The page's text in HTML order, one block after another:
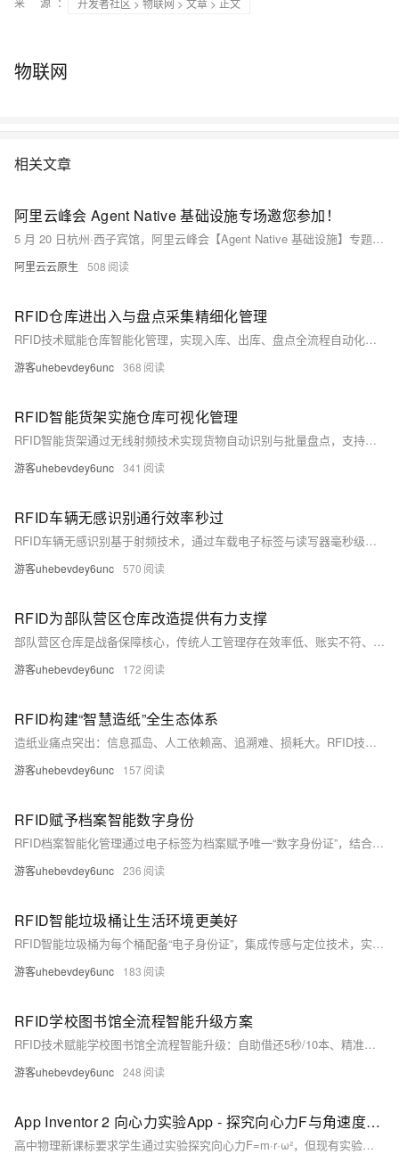
开发者社区 > 物联网 > 文章 > 正文
物联网
相关文章
阿里云峰会 Agent Native 基础设施专场邀您参加！
5 月 20 日杭州·西子宾馆，阿里云峰会【Agent Native 基础设施】专题论坛上，我们将围绕云原生的 Agent Infra 全栈实践，分享阿里云在一站式构建部署、多智能体治理与协作、全链路观测与持续优化、全域智能运维等方向的工程化思考和产品解决方案，助力企业打通从 Agent 开发到规模化运行的最后一公里，让智能真正成为可持续交付的生产力。
阿里云云原生 508
RFID仓库进出入与盘点采集精细化管理
RFID技术赋能仓库智能化管理，实现入库、出库、盘点全流程自动化采集与实时校验。替代人工扫码记账，提升作业效率5–10倍，杜绝错发漏发与盘点误差，确保库存数据精准、实时、可溯，助力仓储精细化、数字化升级。（238字）
游客uhebevdey6unc 368
RFID智能货架实施仓库可视化管理
RFID智能货架通过无线射频技术实现货物自动识别与批量盘点，支持非接触、远距离、穿透式数据采集，提升仓储效率与准确性。实现实时库存可视化、智能出入库、动态盘点与预警管理，助力仓储物流迈向自动化、智慧化。
游客uhebevdey6unc 341
RFID车辆无感识别通行效率秒过
RFID车辆无感识别基于射频技术，通过车载电子标签与读写器毫秒级通信，实现3–10米远距离、非接触、免停车自动核验，通行仅需1–2秒，识别率≥99.9%，支持智慧停车、园区门禁、高速ETC等多场景，真正“秒过”无忧。（238字）
游客uhebevdey6unc 570
RFID为部队营区仓库改造提供有力支撑
部队营区仓库是战备保障核心，传统人工管理存在效率低、账实不符、安防弱等痛点。RFID技术通过“一物一码”实现入库、存储、盘点、调配全流程智能化，提升精度、效率与保密性，助力后勤数字化转型。（239字）
游客uhebevdey6unc 172
RFID构建“智慧造纸”全生态体系
造纸业痛点突出：信息孤岛、人工依赖高、追溯难、损耗大。RFID技术赋能全链条智能化，覆盖原料采购、生产加工、仓储、物流、终端追溯及数据决策六大环节，实现数据可视化、管理精细化、流程自动化、追溯全闭环，助力纸厂降本增效、提质升级。（239字）
游客uhebevdey6unc 157
RFID赋予档案智能数字身份
RFID档案智能化管理通过电子标签为档案赋予唯一“数字身份证”，结合软硬件与物联网，实现入库、借阅、盘点、防盗等全生命周期自动化管控，解决传统管理“查找慢、易丢失、难盘点”等痛点，提升效率90%，准确率达99.9%。（238字）
游客uhebevdey6unc 236
RFID智能垃圾桶让生活环境更美好
RFID智能垃圾桶为每个桶配备“电子身份证”，集成传感与定位技术，实现投放、清运、溯源全流程智能化管理。覆盖桶、车、站、人、源五大场景，提升分类准确率与清运及时率（达98%），降低空驶率15%-20%，推动环卫从“被动清理”迈向“主动预防、精准调度、全程可溯”。
游客uhebevdey6unc 183
RFID学校图书馆全流程智能升级方案
RFID技术赋能学校图书馆全流程智能升级：自助借还5秒/10本、精准防盗、高效盘点（10分钟千册）、智能定位找书、24小时书柜、阅读大数据分析及智慧校园对接，显著提升管理效率与师生体验，适配中小学至高校全场景。（239字）
游客uhebevdey6unc 248
App Inventor 2 向心力实验App - 探究向心力F与角速度ω、半径r、质量m的关系
高中物理新课标要求学生通过实验探究向心力F=m·r·ω²，但现有实验器材操作不便、精度低。本文介绍如何使用App Inventor 2开发向心力实验App，利用手机内置加速度计和陀螺仪传感器，实现低成本、高精度的向心力探究实验，支持F-ω、F-r、F-m三组关系探究及理论曲线对比。